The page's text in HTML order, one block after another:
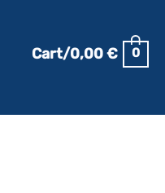
Cart/0,00€ 0